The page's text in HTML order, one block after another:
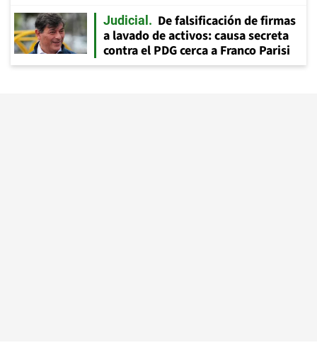
Judicial
De falsificación de firmas
a lavado de activos: causa secreta
contra el PDG cerca a Franco Parisi